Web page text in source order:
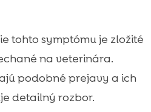
tohto symptómu je zložité
na veterinára.
podobné prejavy a ich
detailný rozbor.